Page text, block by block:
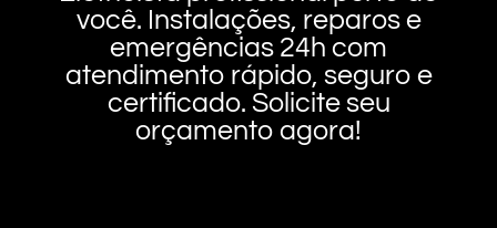
você. Instalações, reparos e
emergências 24h com
atendimento rápido, seguro e
certificado. Solicite seu
orçamento agora!